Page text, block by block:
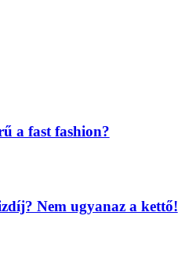
a fast fashion?
Nem ugyanaz a kettő!